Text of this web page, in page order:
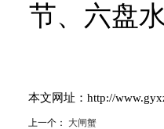
节、六
本文网址：http://
上一个： 大闸蟹